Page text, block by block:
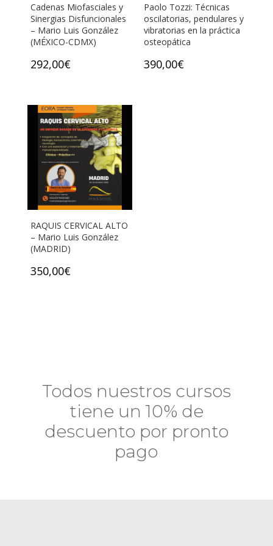
Cadenas Miofasciales y
Sinergias Disfuncionales
– Mario Luis González
(MÉXICO-CDMX)
292,00€
Paolo Tozzi: Técnicas
oscilatorias, pendulares y
vibratorias en la práctica
osteopática
390,00€
RAQUIS CERVICAL ALTO
– Mario Luis González
(MADRID)
350,00€
Todos nuestros cursos
tiene un 10% de
descuento por pronto
pago